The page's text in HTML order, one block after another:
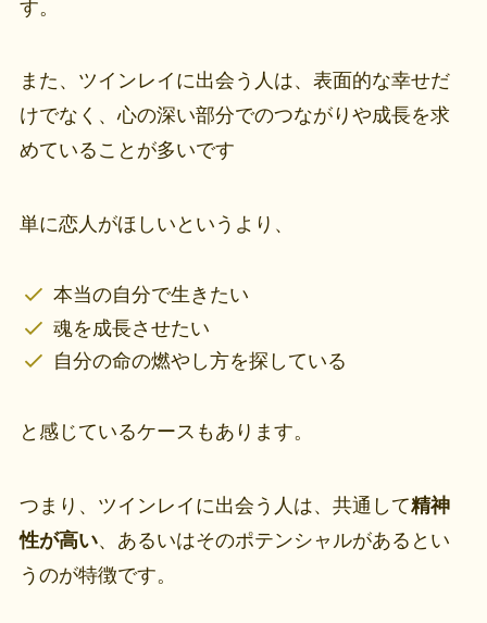
す。
また、ツインレイに出会う人は、表面的な幸せだ
けでなく、心の深い部分でのつながりや成長を求
めていることが多いです
単に恋人がほしいというより、
本当の自分で生きたい
魂を成長させたい
自分の命の燃やし方を探している
と感じているケースもあります。
つまり、ツインレイに出会う人は、共通して精神
性が高い、あるいはそのポテンシャルがあるとい
うのが特徴です。